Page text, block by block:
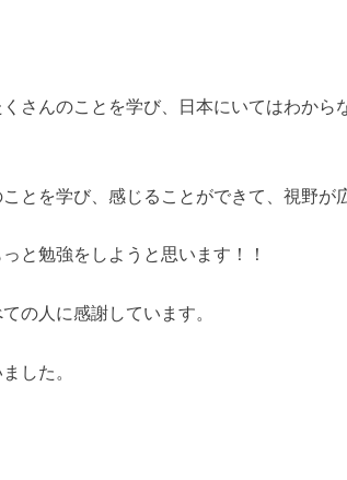
くさんのことを学び、日本にいてはわか
とを学び、感じることができて、視野が
と勉強をしようと思います！！
の人に感謝しています。
した。